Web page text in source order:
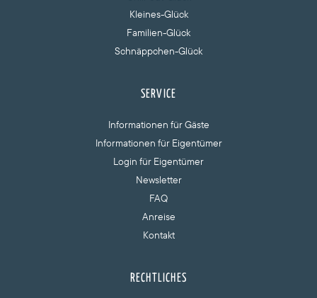
Kleines-Glück
Familien-Glück
Schnäppchen-Glück
SERVICE
Informationen für Gäste
Informationen für Eigentümer
Login für Eigentümer
Newsletter
FAQ
Anreise
Kontakt
RECHTLICHES